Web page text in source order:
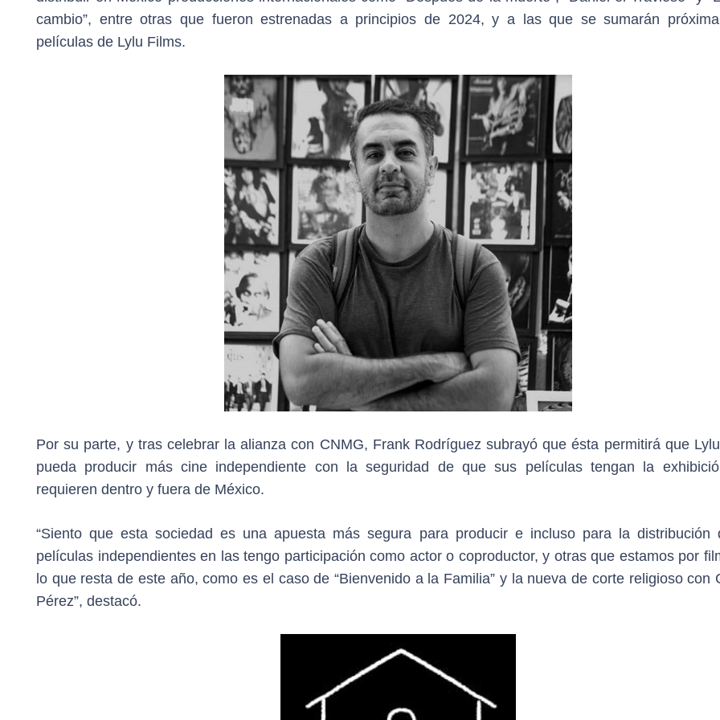
cambio”, entre otras que fueron estrenadas a principios de 2024, y a las que se sumarán
películas de Lylu Films.
Por su parte, y tras celebrar la alianza con CNMG, Frank Rodríguez subrayó que ésta permitirá que
pueda producir más cine independiente con la seguridad de que sus películas tengan la
requieren dentro y fuera de México.
“Siento que esta sociedad es una apuesta más segura para producir e incluso para la distribución
películas independientes en las tengo participación como actor o coproductor, y otras que estamos por
lo que resta de este año, como es el caso de “Bienvenido a la Familia” y la nueva de corte religioso con
Pérez”, destacó.